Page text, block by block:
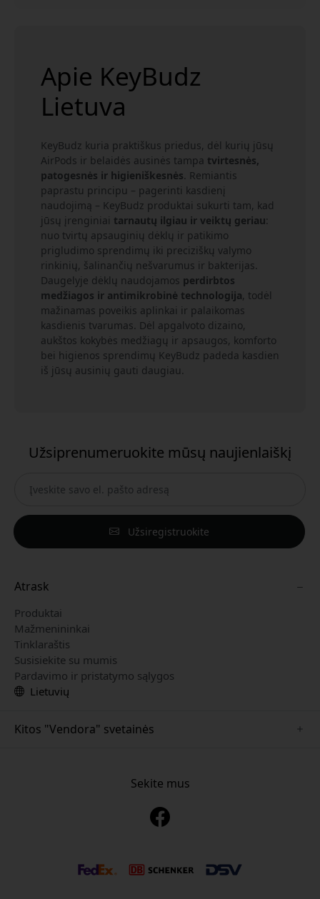
Apie KeyBudz
Lietuva
KeyBudz kuria praktiškus priedus, dėl kurių jūsų
AirPods ir belaidės ausinės tampa tvirtesnės,
patogesnės ir higieniškesnės. Remiantis
paprastu principu – pagerinti kasdienį
naudojimą – KeyBudz produktai sukurti tam, kad
jūsų įrenginiai tarnautų ilgiau ir veiktų geriau:
nuo tvirtų apsauginių dėklų ir patikimo
prigludimo sprendimų iki preciziškų valymo
rinkinių, šalinančių nešvarumus ir bakterijas.
Daugelyje dėklų naudojamos perdirbtos
medžiagos ir antimikrobinė technologija, todėl
mažinamas poveikis aplinkai ir palaikomas
kasdienis tvarumas. Dėl apgalvoto dizaino,
aukštos kokybės medžiagų ir apsaugos, komforto
bei higienos sprendimų KeyBudz padeda kasdien
iš jūsų ausinių gauti daugiau.
Užsiprenumeruokite mūsų naujienlaiškį
Užsiregistruokite
Atrask
Produktai
Mažmenininkai
Tinklaraštis
Susisiekite su mumis
Pardavimo ir pristatymo sąlygos
Lietuvių
Kitos "Vendora" svetainės
Sekite mus